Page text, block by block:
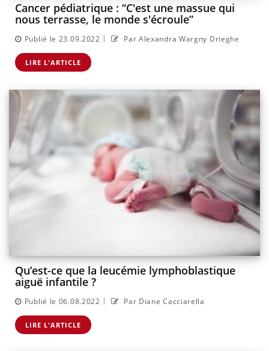
Cancer pédiatrique : “C'est une massue qui
nous terrasse, le monde s'écroule”
Publié le 23.09.2022 | Par Alexandra Wargny Drieghe
LIRE L'ARTICLE
Qu’est-ce que la leucémie lymphoblastique
aiguë infantile ?
Publié le 06.08.2022 | Par Diane Cacciarella
LIRE L'ARTICLE